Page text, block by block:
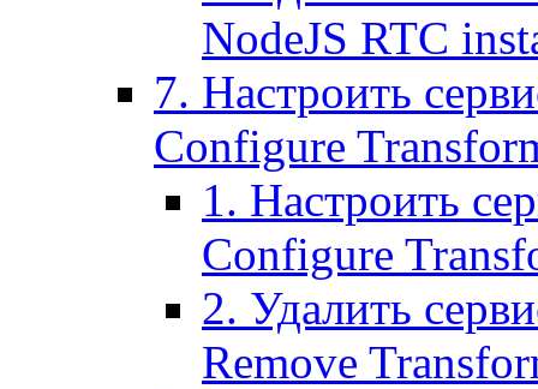
NodeJS RTC
7. Настроить
Configure
1. Настроить
Configure
2. Удалить
Remove